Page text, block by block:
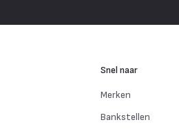
Snel naar
Merken
Bankstellen